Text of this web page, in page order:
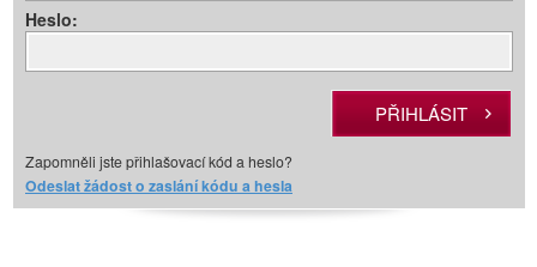
Heslo:
Zapomněli jste přihlašovací kód a heslo?
Odeslat žádost o zaslání kódu a hesla